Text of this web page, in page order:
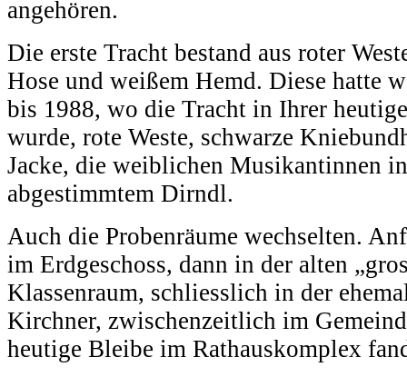
angehören.
Die erste Tracht bestand aus roter
Hose und weißem Hemd. Diese hatte
bis 1988, wo die Tracht in Ihrer
wurde, rote Weste, schwarze
Jacke, die weiblichen Musikantinnen
abgestimmtem Dirndl.
Auch die Probenräume wechselten.
im Erdgeschoss, dann in der alten
Klassenraum, schliesslich in der
Kirchner, zwischenzeitlich im
heutige Bleibe im Rathauskomplex